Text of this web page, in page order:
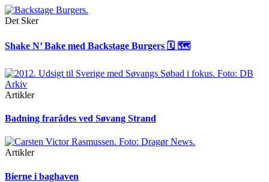
Det Sker
Shake N’ Bake med Backstage Burgers 🗓 🗺
Artikler
Badning frarådes ved Søvang Strand
Artikler
Bierne i baghaven